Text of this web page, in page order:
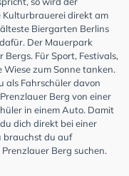
Kulturbrauerei direkt am
Biergarten Berlins
Der Mauerpark
Bergs. Für Sport, Festivals,
Wiese zum Sonne tanken.
als Fahrschüler davon
Berg von einer
in einem Auto. Damit
dich direkt bei einer
brauchst du auf
Berg suchen.